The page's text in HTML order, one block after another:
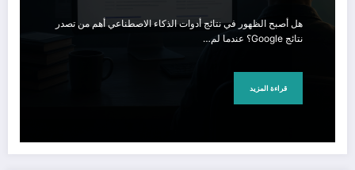
هل أصبح الظهور في نتائج أدوات الذكاء الاصطناعي أهم من تصدر
نتائج Google؟ عندما لم…
قراءة المزيد